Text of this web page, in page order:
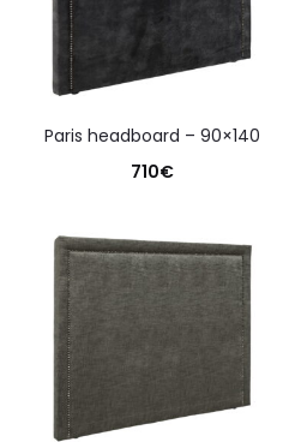
paris headboard – 90×140
710€